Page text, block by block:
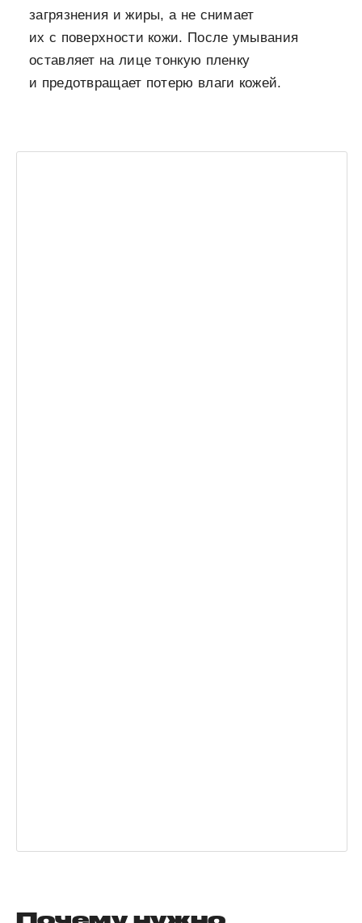
загрязнения и жиры, а не снимает
их с поверхности кожи. После умывания
оставляет на лице тонкую пленку
и предотвращает потерю влаги кожей.